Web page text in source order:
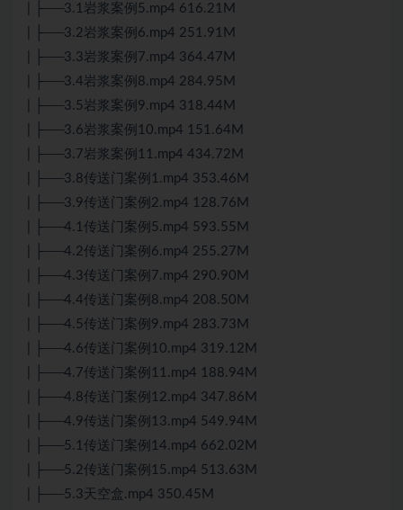
| ├──3.1岩浆案例5.mp4 616.21M
| ├──3.2岩浆案例6.mp4 251.91M
| ├──3.3岩浆案例7.mp4 364.47M
| ├──3.4岩浆案例8.mp4 284.95M
| ├──3.5岩浆案例9.mp4 318.44M
| ├──3.6岩浆案例10.mp4 151.64M
| ├──3.7岩浆案例11.mp4 434.72M
| ├──3.8传送门案例1.mp4 353.46M
| ├──3.9传送门案例2.mp4 128.76M
| ├──4.1传送门案例5.mp4 593.55M
| ├──4.2传送门案例6.mp4 255.27M
| ├──4.3传送门案例7.mp4 290.90M
| ├──4.4传送门案例8.mp4 208.50M
| ├──4.5传送门案例9.mp4 283.73M
| ├──4.6传送门案例10.mp4 319.12M
| ├──4.7传送门案例11.mp4 188.94M
| ├──4.8传送门案例12.mp4 347.86M
| ├──4.9传送门案例13.mp4 549.94M
| ├──5.1传送门案例14.mp4 662.02M
| ├──5.2传送门案例15.mp4 513.63M
| ├──5.3天空盒.mp4 350.45M